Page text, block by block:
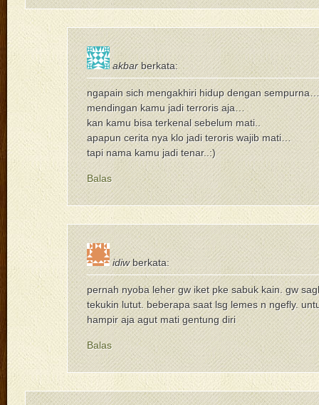
akbar berkata:
ngapain sich mengakhiri hidup dengan sempurna…
mendingan kamu jadi terroris aja…
kan kamu bisa terkenal sebelum mati..
apapun cerita nya klo jadi teroris wajib mati…
tapi nama kamu jadi tenar..:)
Balas
idiw berkata:
pernah nyoba leher gw iket pke sabuk kain. gw
tekukin lutut. beberapa saat lsg lemes n ngefly.
hampir aja agut mati gentung diri
Balas